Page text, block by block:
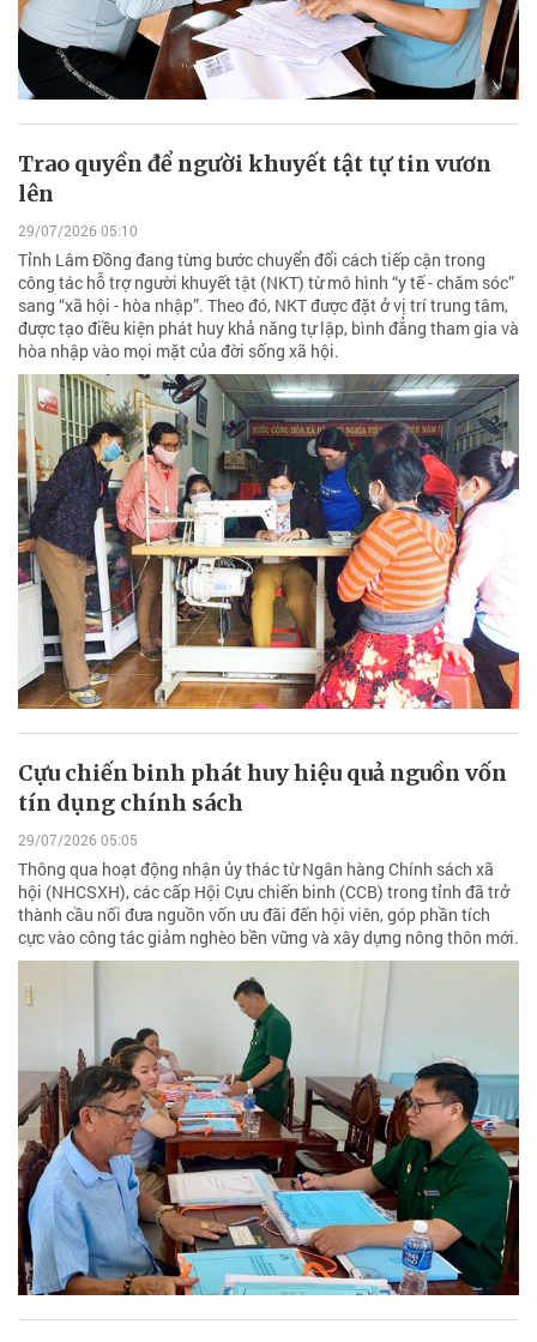
Trao quyền để người khuyết tật tự tin vươn
lên
29/07/2026 05:10
Tỉnh Lâm Đồng đang từng bước chuyển đổi cách tiếp cận trong
công tác hỗ trợ người khuyết tật (NKT) từ mô hình “y tế - chăm sóc”
sang “xã hội - hòa nhập”. Theo đó, NKT được đặt ở vị trí trung tâm,
được tạo điều kiện phát huy khả năng tự lập, bình đẳng tham gia và
hòa nhập vào mọi mặt của đời sống xã hội.
Cựu chiến binh phát huy hiệu quả nguồn vốn
tín dụng chính sách
29/07/2026 05:05
Thông qua hoạt động nhận ủy thác từ Ngân hàng Chính sách xã
hội (NHCSXH), các cấp Hội Cựu chiến binh (CCB) trong tỉnh đã trở
thành cầu nối đưa nguồn vốn ưu đãi đến hội viên, góp phần tích
cực vào công tác giảm nghèo bền vững và xây dựng nông thôn mới.